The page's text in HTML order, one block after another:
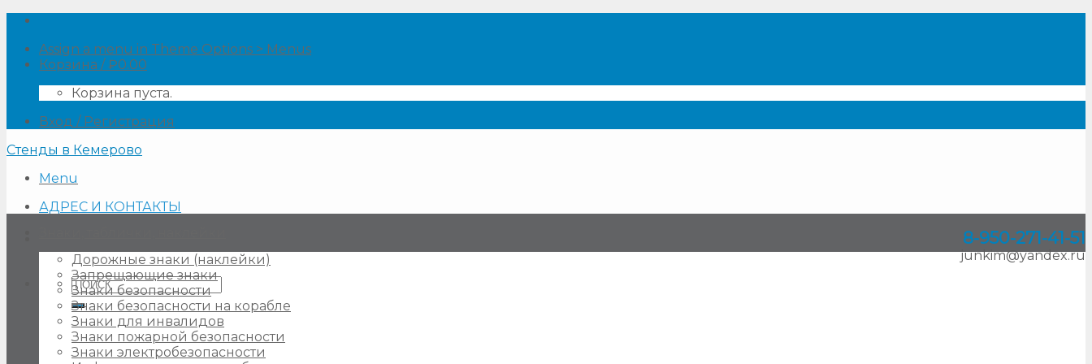
Skip
contentAssign a menu in Theme Options > Menus
Корзина /₽0.00
Корзина пуста.
Вход / Регистрация
Стенды в Кемерово
Menu
АДРЕС И КОНТАКТЫ
8-950-271-41-51
junkim@yandex.ru
Искать:
Дорожные знаки (наклейки)
Запрещающие знаки
Знаки безопасности
Знаки безопасности на корабле
Знаки для инвалидов
Знаки пожарной безопасности
Знаки электробезопасности